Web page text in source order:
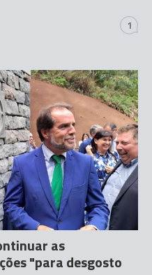
1
as
"para desgosto